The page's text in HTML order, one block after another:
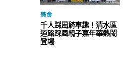
美食
千人踩風騎車趣！清水區
道路踩風親子嘉年華熱鬧
登場